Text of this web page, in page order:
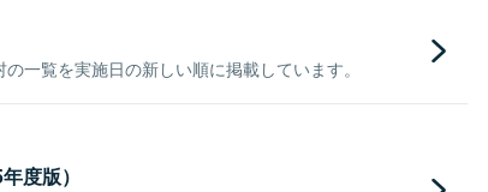
一覧を実施日の新しい順に掲載しています。
度版）